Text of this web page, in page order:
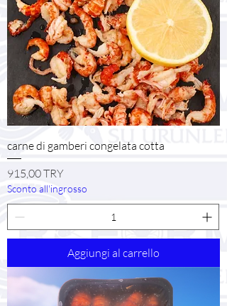
carne di gamberi congelata cotta
Prezzo
915,00 TRY
Sconto all'ingrosso
Aggiungi al carrello